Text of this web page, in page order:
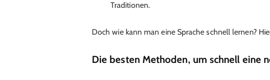
Traditionen.
Doch wie kann man eine Sprache schnell lernen?
Die besten Methoden, um schnell eine